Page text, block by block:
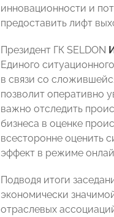
инновационности и
предоставить лифт
Президент ГК SELDON
Единого
в связи со
позволит оперативно
важно отследить
бизнеса в оценке
всесторонне оценить
эффект в режиме
Подводя итоги
экономически
отраслевых